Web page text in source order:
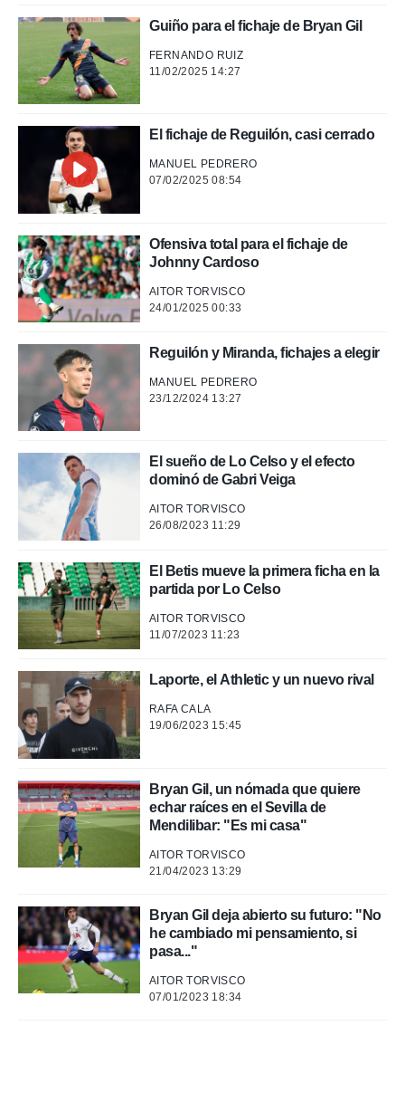
para
ni para
o
aunque
no
Puedes
acceder a
web a
abono
únicos
como
sitio
IP
posible
traten tus
en
interés
a lo que
Para
su
datos
en
en
de
Guiño para el fichaje de Bryan Gil
FERNANDO RUIZ
11/02/2025 14:27
El fichaje de Reguilón, casi cerrado
MANUEL PEDRERO
07/02/2025 08:54
Ofensiva total para el fichaje de
Johnny Cardoso
AITOR TORVISCO
24/01/2025 00:33
Reguilón y Miranda, fichajes a elegir
MANUEL PEDRERO
23/12/2024 13:27
El sueño de Lo Celso y el efecto
dominó de Gabri Veiga
AITOR TORVISCO
26/08/2023 11:29
El Betis mueve la primera ficha en la
partida por Lo Celso
AITOR TORVISCO
11/07/2023 11:23
Laporte, el Athletic y un nuevo rival
RAFA CALA
19/06/2023 15:45
Bryan Gil, un nómada que quiere
echar raíces en el Sevilla de
Mendilibar: "Es mi casa"
AITOR TORVISCO
21/04/2023 13:29
Bryan Gil deja abierto su futuro: "No
he cambiado mi pensamiento, si
pasa..."
AITOR TORVISCO
07/01/2023 18:34